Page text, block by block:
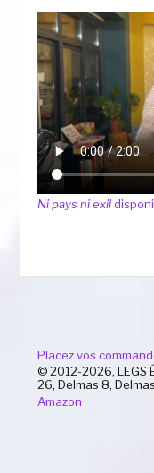
Ni pays ni exil
Placez vos
© 2012-2026, LEGS
26, Delmas 8,
Amazon